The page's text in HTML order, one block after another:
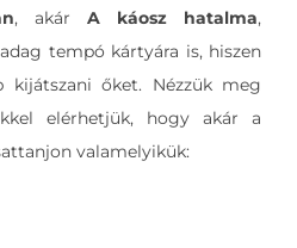
, akár A káosz hatalma,
tempó kártyára is, hiszen
kijátszani őket. Nézzük meg
elérhetjük, hogy akár a
valamelyikük: